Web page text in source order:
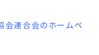
会連合会のホームペ